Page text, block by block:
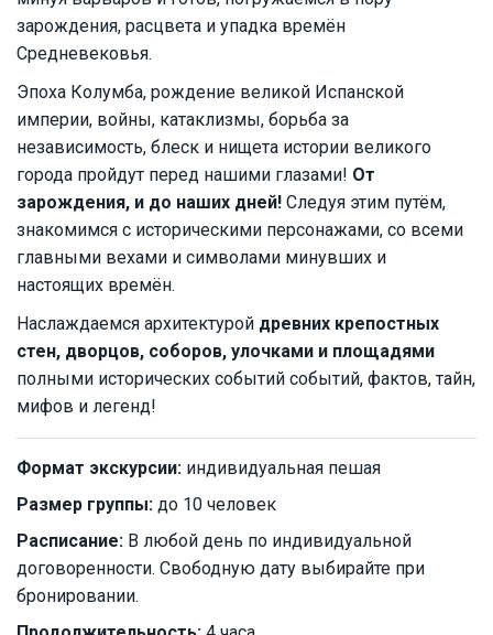
зарождения, расцвета и упадка времён
Средневековья.
Эпоха Колумба, рождение великой Испанской
империи, войны, катаклизмы, борьба за
независимость, блеск и нищета истории великого
города пройдут перед нашими глазами! От
зарождения, и до наших дней! Следуя этим путём,
знакомимся с историческими персонажами, со всеми
главными вехами и символами минувших и
настоящих времён.
Наслаждаемся архитектурой древних крепостных
стен, дворцов, соборов, улочками и площадями
полными исторических событий событий, фактов, тайн,
мифов и легенд!
Формат экскурсии: индивидуальная пешая
Размер группы: до 10 человек
Расписание: В любой день по индивидуальной
договоренности. Свободную дату выбирайте при
бронировании.